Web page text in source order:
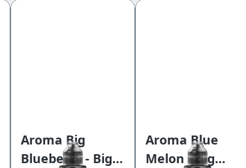
Aroma Big
Blueberry - Big
Aroma Blue
Melon - Big